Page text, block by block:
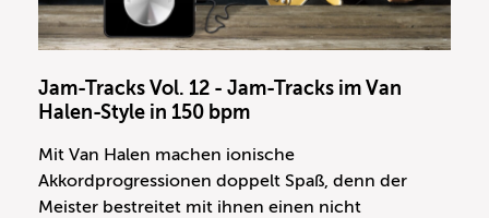
Jam-Tracks Vol. 12 - Jam-Tracks im Van
Halen-Style in 150 bpm
Mit Van Halen machen ionische
Akkordprogressionen doppelt Spaß, denn der
Meister bestreitet mit ihnen einen nicht